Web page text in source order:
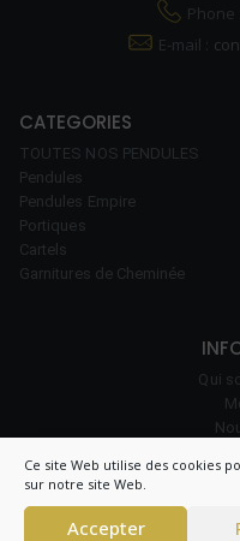
Ce site Web utilise des cookies
sur notre site Web.
Accepter
Phone
E-mail :
CATEGORIES
TOUTES NOS PENDULES
Pendules
Pendules Empire
Portiques
Cartels
Garnitures de Cheminée
Qui